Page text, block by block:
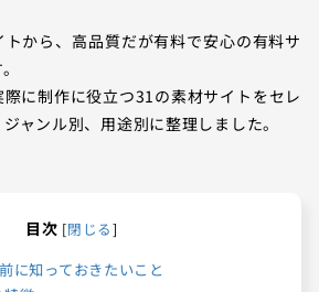
から、高品質だが有料で安心の有料サ
に制作に役立つ31の素材サイトをセレ
ャンル別、用途別に整理しました。
目次 [閉じる]
に知っておきたいこと